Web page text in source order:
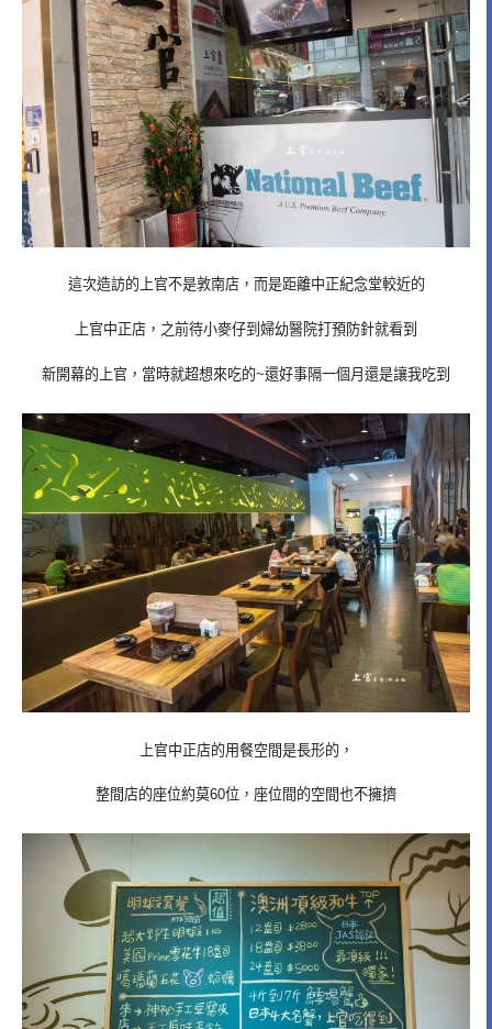
這次造訪的上官不是敦南店，而是距離中正紀念堂較近的
上官中正店，之前待小麥仔到婦幼醫院打預防針就看到
新開幕的上官，當時就超想來吃的~還好事隔一個月還是讓我吃到
上官中正店的用餐空間是長形的，
整間店的座位約莫60位，座位間的空間也不擁擠